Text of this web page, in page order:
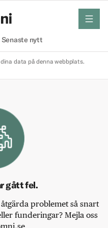
Senaste nytt
meny
data på denna webbplats.
gått fel.
problemet så snart
funderingar? Mejla oss